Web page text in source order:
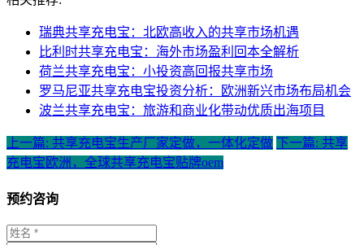
瑞典共享充电宝：北欧高收入的共享市场机遇
比利时共享充电宝：海外市场盈利回本全解析
荷兰共享充电宝：小投资高回报共享市场
罗马尼亚共享充电宝投资分析：欧洲新兴市场布局机会
波兰共享充电宝：旅游和商业化带动优质出海项目
上一篇: 共享充电宝生产厂家定做，一体化定做 下一篇: 共享
充电宝欧洲，全球共享充电宝贴牌oem
预约咨询